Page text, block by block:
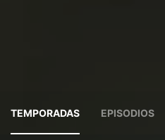
TEMPORADAS EPISODIOS